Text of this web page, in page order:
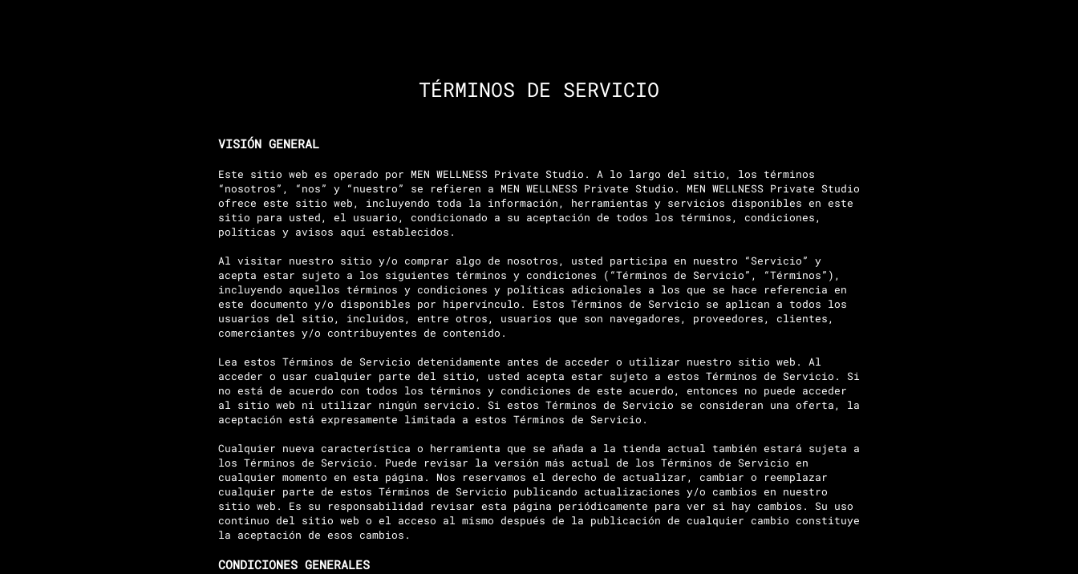
TÉRMINOS DE SERVICIO
VISIÓN GENERAL
Este sitio web es operado por MEN WELLNESS Private Studio. A lo largo del sitio, los términos
“nosotros”, “nos” y “nuestro” se refieren a MEN WELLNESS Private Studio. MEN WELLNESS Private Studio
ofrece este sitio web, incluyendo toda la información, herramientas y servicios disponibles en este
sitio para usted, el usuario, condicionado a su aceptación de todos los términos, condiciones,
políticas y avisos aquí establecidos.
Al visitar nuestro sitio y/o comprar algo de nosotros, usted participa en nuestro “Servicio” y
acepta estar sujeto a los siguientes términos y condiciones (“Términos de Servicio”, “Términos”),
incluyendo aquellos términos y condiciones y políticas adicionales a los que se hace referencia en
este documento y/o disponibles por hipervínculo. Estos Términos de Servicio se aplican a todos los
usuarios del sitio, incluidos, entre otros, usuarios que son navegadores, proveedores, clientes,
comerciantes y/o contribuyentes de contenido.
Lea estos Términos de Servicio detenidamente antes de acceder o utilizar nuestro sitio web. Al
acceder o usar cualquier parte del sitio, usted acepta estar sujeto a estos Términos de Servicio. Si
no está de acuerdo con todos los términos y condiciones de este acuerdo, entonces no puede acceder
al sitio web ni utilizar ningún servicio. Si estos Términos de Servicio se consideran una oferta, la
aceptación está expresamente limitada a estos Términos de Servicio.
Cualquier nueva característica o herramienta que se añada a la tienda actual también estará sujeta a
los Términos de Servicio. Puede revisar la versión más actual de los Términos de Servicio en
cualquier momento en esta página. Nos reservamos el derecho de actualizar, cambiar o reemplazar
cualquier parte de estos Términos de Servicio publicando actualizaciones y/o cambios en nuestro
sitio web. Es su responsabilidad revisar esta página periódicamente para ver si hay cambios. Su uso
continuo del sitio web o el acceso al mismo después de la publicación de cualquier cambio constituye
la aceptación de esos cambios.
CONDICIONES GENERALES